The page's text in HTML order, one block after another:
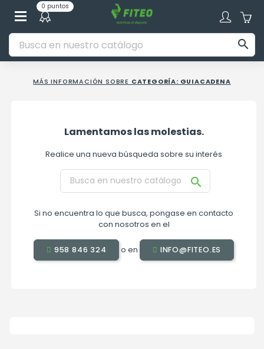
0 puntos

MÁS INFORMACIÓN SOBRE CATEGORÍA: GUIACADENA
Lamentamos las molestias.
Realice una nueva búsqueda sobre su interés

Si no encuentra lo que busca, pongase en contacto
con nosotros en el
958 846 324 o en INFO@FITEO.ES